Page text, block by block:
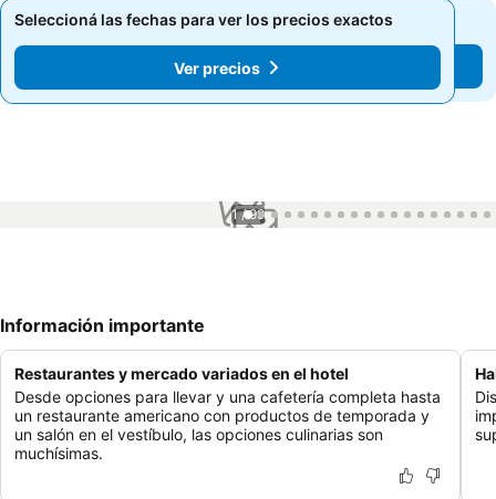
Seleccioná las fechas para ver los precios exactos
Ver precios
Seleccioná las fechas para ver los precios exactos
Ver precios
1 / 99
Información importante
Restaurantes y mercado variados en el hotel
Desde opciones para llevar y una cafetería completa hasta
un restaurante americano con productos de temporada y
un salón en el vestíbulo, las opciones culinarias son
muchísimas.